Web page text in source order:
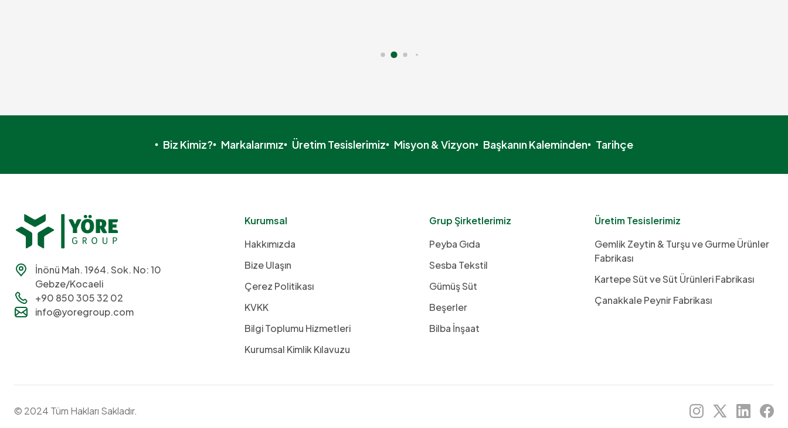
Biz Kimiz? Markalarımız Üretim Tesislerimiz Misyon & Vizyon Başkanın Kaleminden Tarihçe
İnönü Mah. 1964. Sok. No: 10
Gebze/Kocaeli
+90 850 305 32 02
info@yoregroup.com
Kurumsal
Hakkımızda
Bize Ulaşın
Çerez Politikası
KVKK
Bilgi Toplumu Hizmetleri
Kurumsal Kimlik Kılavuzu
Grup Şirketlerimiz
Peyba Gıda
Sesba Tekstil
Gümüş Süt
Beşerler
Bilba İnşaat
Üretim Tesislerimiz
Gemlik Zeytin & Turşu ve Gurme Ürünler
Fabrikası
Kartepe Süt ve Süt Ürünleri Fabrikası
Çanakkale Peynir Fabrikası
© 2024 Tüm Hakları Sakladır.